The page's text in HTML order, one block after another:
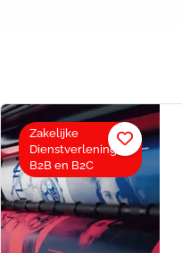
Zakelijke
Dienstverlening,
B2B en B2C